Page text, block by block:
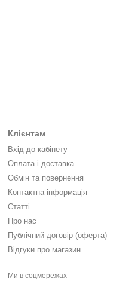
Клієнтам
Вхід до кабінету
Оплата і доставка
Обмін та повернення
Контактна інформація
Статті
Про нас
Публічний договір (оферта)
Відгуки про магазин
Ми в соцмережах